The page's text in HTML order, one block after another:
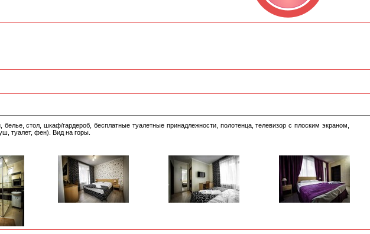
стол, шкаф/гардероб, бесплатные туалетные принадлежности, полотенца, телевизор с плоским экраном,
туалет, фен). Вид на горы.